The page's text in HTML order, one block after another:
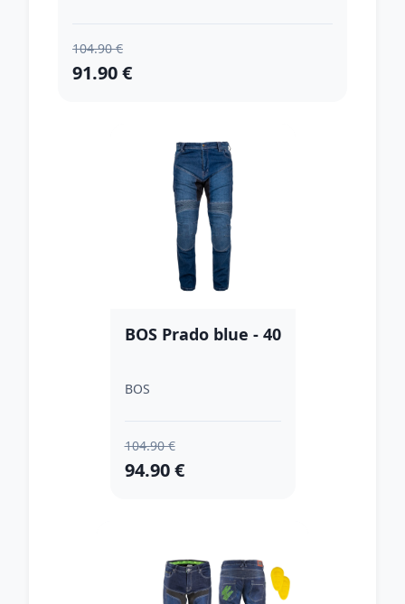
104.90 €
91.90 €
BOS Prado blue - 40
BOS
104.90 €
94.90 €